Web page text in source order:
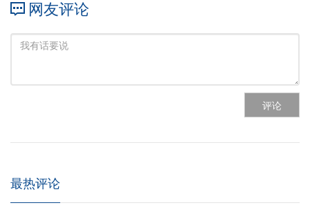
网友评论
评论
最热评论